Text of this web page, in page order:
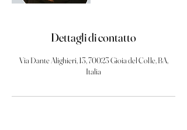
Dettagli di contatto
Via Dante Alighieri, 13, 70023 Gioia del Colle, BA,
Italia